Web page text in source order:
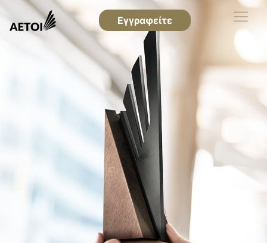
Εγγραφείτε